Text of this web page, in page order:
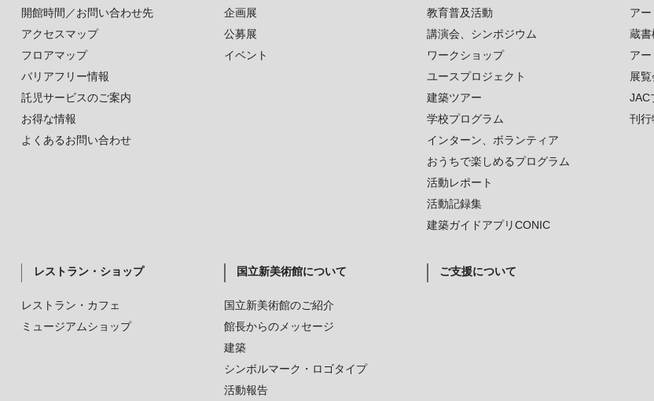
開館時間／お問い合わせ先
アクセスマップ
フロアマップ
バリアフリー情報
託児サービスのご案内
お得な情報
よくあるお問い合わせ
企画展
公募展
イベント
教育普及活動
講演会、シンポジウム
ワークショップ
ユースプロジェクト
建築ツアー
学校プログラム
インターン、ボランティア
おうちで楽しめるプログラム
活動レポート
活動記録集
建築ガイドアプリCONIC
ア
蔵書
ア
展
JAC
刊行
レストラン・ショップ
レストラン・カフェ
ミュージアムショップ
国立新美術館について
国立新美術館のご紹介
館長からのメッセージ
建築
シンボルマーク・ロゴタイプ
活動報告
ご支援について